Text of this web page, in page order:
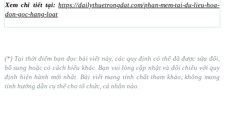
Xem chi tiết tại: https://dailythuetrongdat.com/phan-mem-tai-du-lieu-hoa-
don-goc-hang-loat
(*) Tại thời điểm bạn đọc bài viết này, các quy định có thể đã được sửa đổi,
bổ sung hoặc có cách hiểu khác. Bạn vui lòng cập nhật và đối chiếu với quy
định hiện hành mới nhất. Bài viết mang tính chất tham khảo, không mang
tính hướng dẫn cụ thể cho tổ chức, cá nhân nào.